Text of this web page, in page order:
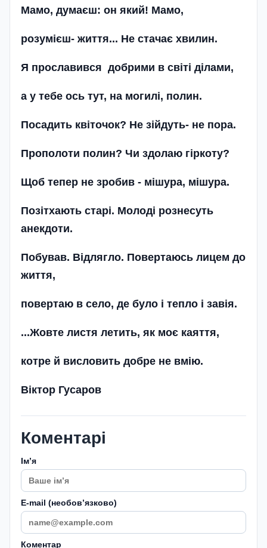
Мамо, думаєш: он який! Мамо,
розумієш- життя... Не стачає хвилин.
Я прославився добрими в світі ділами,
а у тебе ось тут, на могилі, полин.
Посадить квіточок? Не зійдуть- не пора.
Прополоти полин? Чи здолаю гіркоту?
Щоб тепер не зробив - мішура, мішура.
Позітхають старі. Молоді рознесуть
анекдоти.
Побував. Відлягло. Повертаюсь лицем до
життя,
повертаю в село, де було і тепло і завія.
...Жовте листя летить, як моє каяття,
котре й висловить добре не вмію.
Віктор Гусаров
Коментарі
Імʼя
E-mail (необовʼязково)
Коментар